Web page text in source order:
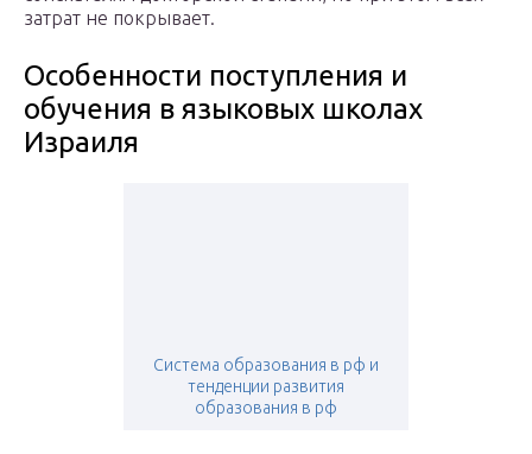
затрат не покрывает.
Особенности поступления и
обучения в языковых школах
Израиля
Система образования в рф и
тенденции развития
образования в рф